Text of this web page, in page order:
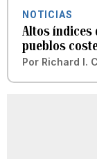
NOTICIAS
Altos índices
pueblos
Por Richard I.